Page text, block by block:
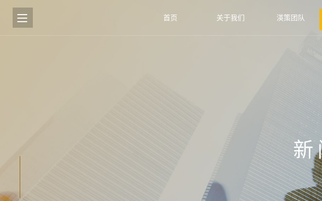
首页 关于我们 渶策团队